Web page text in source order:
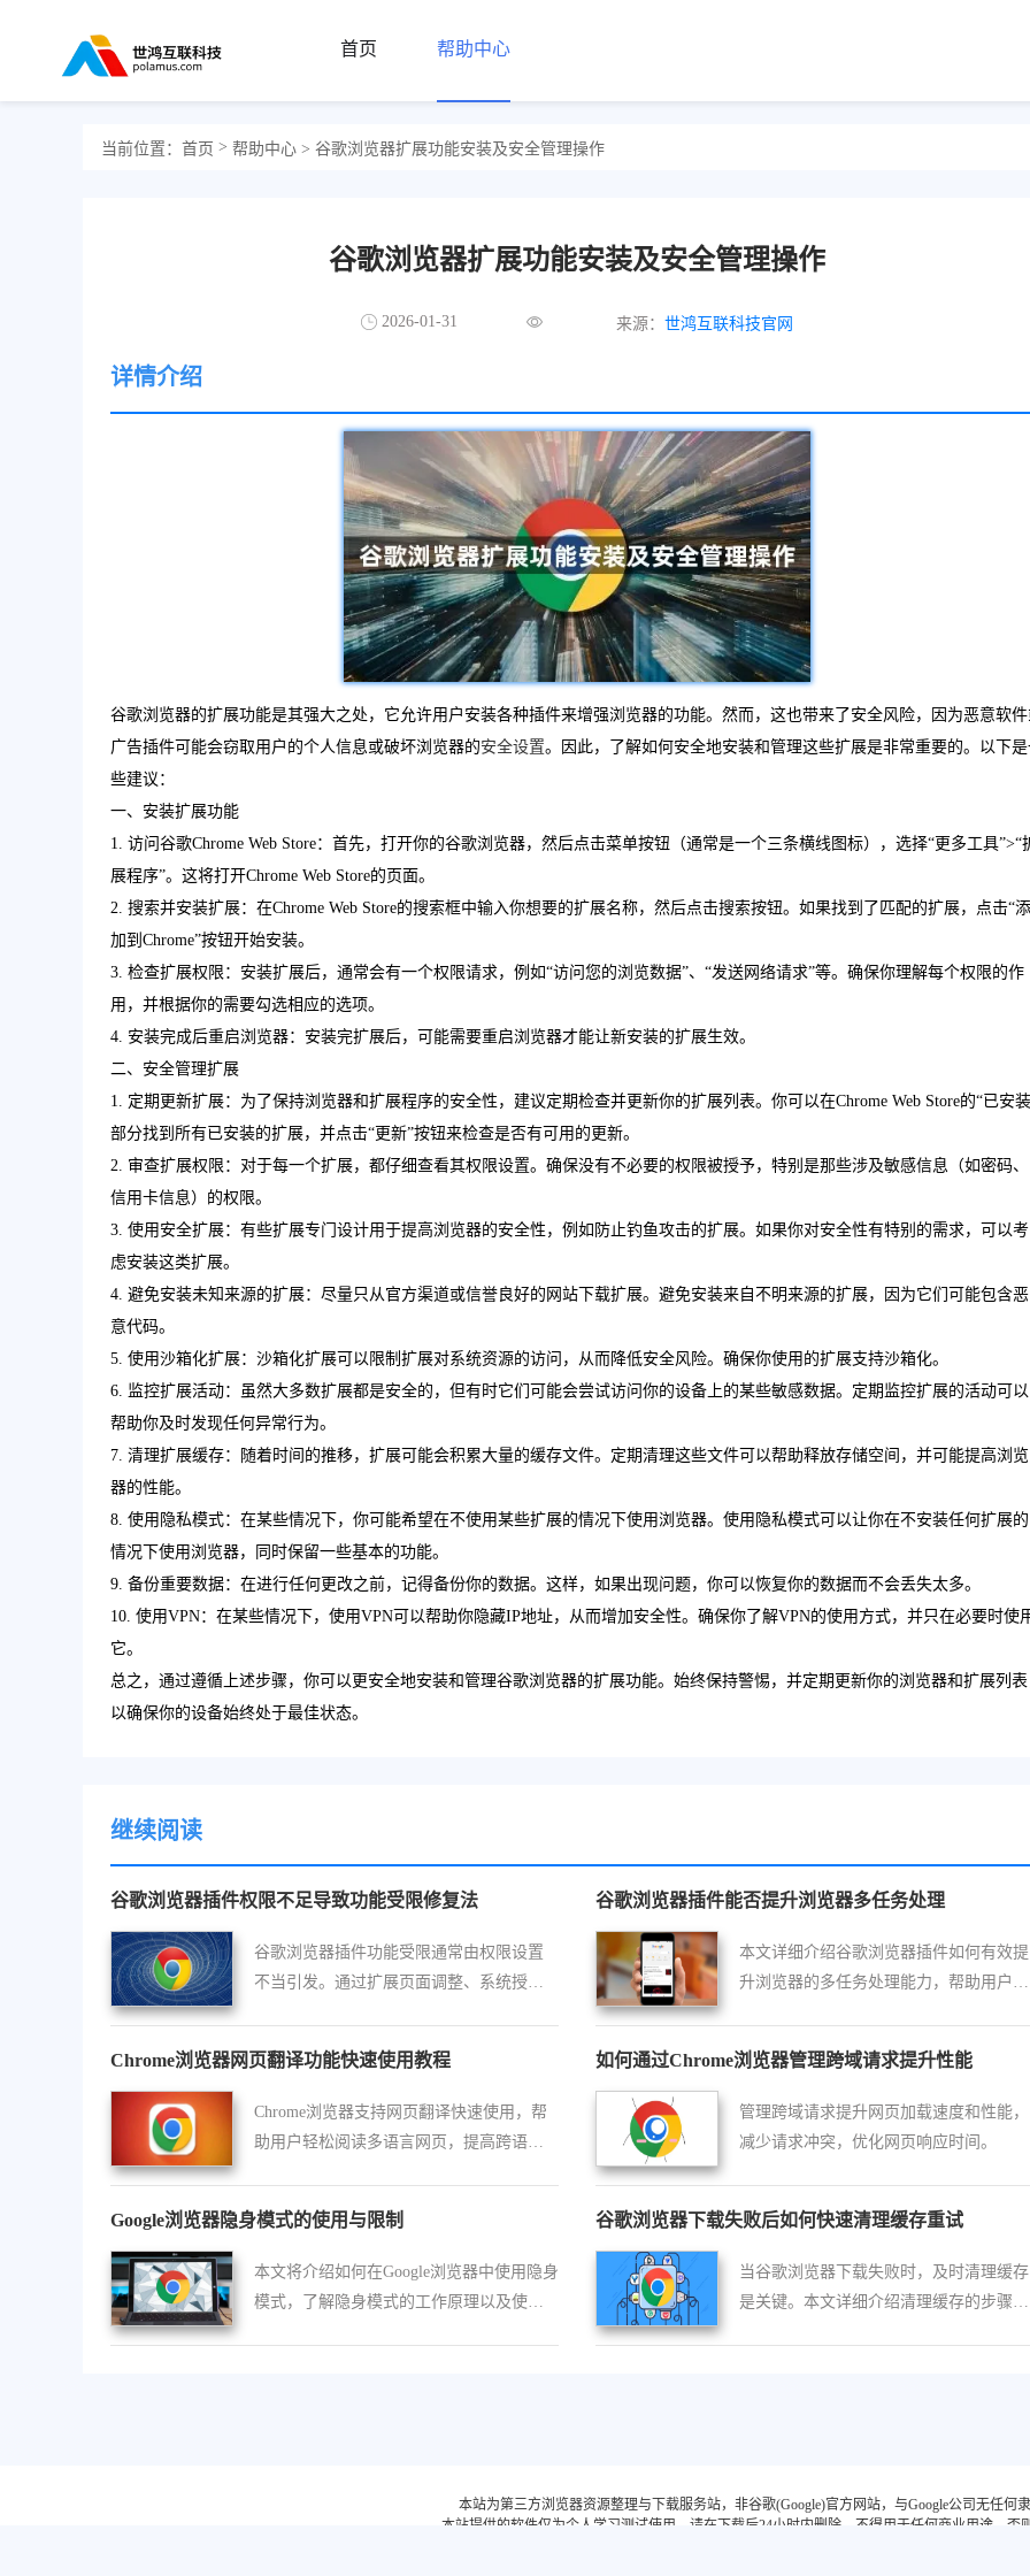
首页 帮助中心
当前位置： 首页 > 帮助中心 > 谷歌浏览器扩展功能安装及安全管理操作
谷歌浏览器扩展功能安装及安全管理操作
2026-01-31 来源： 世鸿互联科技官网
详情介绍
谷歌浏览器的扩展功能是其强大之处，它允许用户安装各种插件来增强浏览器的功能。然而，这也带来了安全风险，因为恶意软
广告插件可能会窃取用户的个人信息或破坏浏览器的安全设置。因此，了解如何安全地安装和管理这些扩展是非常重要的。以下
些建议：
一、安装扩展功能
1. 访问谷歌Chrome Web Store：首先，打开你的谷歌浏览器，然后点击菜单按钮（通常是一个三条横线图标），选择“更多工具”>“
展程序”。这将打开Chrome Web Store的页面。
2. 搜索并安装扩展：在Chrome Web Store的搜索框中输入你想要的扩展名称，然后点击搜索按钮。如果找到了匹配的扩展，点击“添
加到Chrome”按钮开始安装。
3. 检查扩展权限：安装扩展后，通常会有一个权限请求，例如“访问您的浏览数据”、“发送网络请求”等。确保你理解每个权限的作
用，并根据你的需要勾选相应的选项。
4. 安装完成后重启浏览器：安装完扩展后，可能需要重启浏览器才能让新安装的扩展生效。
二、安全管理扩展
1. 定期更新扩展：为了保持浏览器和扩展程序的安全性，建议定期检查并更新你的扩展列表。你可以在Chrome Web Store的“已安
部分找到所有已安装的扩展，并点击“更新”按钮来检查是否有可用的更新。
2. 审查扩展权限：对于每一个扩展，都仔细查看其权限设置。确保没有不必要的权限被授予，特别是那些涉及敏感信息（如密码、
信用卡信息）的权限。
3. 使用安全扩展：有些扩展专门设计用于提高浏览器的安全性，例如防止钓鱼攻击的扩展。如果你对安全性有特别的需求，可以考
虑安装这类扩展。
4. 避免安装未知来源的扩展：尽量只从官方渠道或信誉良好的网站下载扩展。避免安装来自不明来源的扩展，因为它们可能包含恶
意代码。
5. 使用沙箱化扩展：沙箱化扩展可以限制扩展对系统资源的访问，从而降低安全风险。确保你使用的扩展支持沙箱化。
6. 监控扩展活动：虽然大多数扩展都是安全的，但有时它们可能会尝试访问你的设备上的某些敏感数据。定期监控扩展的活动可以
帮助你及时发现任何异常行为。
7. 清理扩展缓存：随着时间的推移，扩展可能会积累大量的缓存文件。定期清理这些文件可以帮助释放存储空间，并可能提高浏览
器的性能。
8. 使用隐私模式：在某些情况下，你可能希望在不使用某些扩展的情况下使用浏览器。使用隐私模式可以让你在不安装任何扩展的
情况下使用浏览器，同时保留一些基本的功能。
9. 备份重要数据：在进行任何更改之前，记得备份你的数据。这样，如果出现问题，你可以恢复你的数据而不会丢失太多。
10. 使用VPN：在某些情况下，使用VPN可以帮助你隐藏IP地址，从而增加安全性。确保你了解VPN的使用方式，并只在必要时使
它。
总之，通过遵循上述步骤，你可以更安全地安装和管理谷歌浏览器的扩展功能。始终保持警惕，并定期更新你的浏览器和扩展列
以确保你的设备始终处于最佳状态。
继续阅读
谷歌浏览器插件权限不足导致功能受限修复法
谷歌浏览器插件功能受限通常由权限设置
不当引发。通过扩展页面调整、系统授权
谷歌浏览器插件能否提升浏览器多任务处理
本文详细介绍谷歌浏览器插件如何有效提
升浏览器的多任务处理能力，帮助用户轻
Chrome浏览器网页翻译功能快速使用教程
Chrome浏览器支持网页翻译快速使用，帮
助用户轻松阅读多语言网页，提高跨语言
如何通过Chrome浏览器管理跨域请求提升性能
管理跨域请求提升网页加载速度和性能，
减少请求冲突，优化网页响应时间。
Google浏览器隐身模式的使用与限制
本文将介绍如何在Google浏览器中使用隐身
模式，了解隐身模式的工作原理以及使用
谷歌浏览器下载失败后如何快速清理缓存重试
当谷歌浏览器下载失败时，及时清理缓存
是关键。本文详细介绍清理缓存的步骤和
本站为第三方浏览器资源整理与下载服务站，非谷歌(Google)官方网站，与Google公司无任何
本站提供的软件仅为个人学习测试使用，请在下载后24小时内删除，不得用于任何商业用途，否